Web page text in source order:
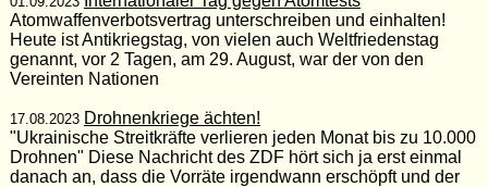
Atomwaffenverbotsvertrag unterschreiben und einhalten!
Heute ist Antikriegstag, von vielen auch Weltfriedenstag
genannt, vor 2 Tagen, am 29. August, war der von den
Vereinten Nationen
17.08.2023 Drohnenkriege ächten!
"Ukrainische Streitkräfte verlieren jeden Monat bis zu 10.000
Drohnen" Diese Nachricht des ZDF hört sich ja erst einmal
danach an, dass die Vorräte irgendwann erschöpft und der